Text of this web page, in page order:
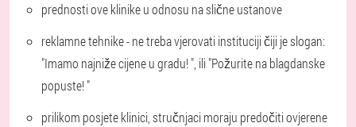
prednosti ove klinike u odnosu na slične ustanove
reklamne tehnike - ne treba vjerovati instituciji čiji je slogan:
"Imamo najniže cijene u gradu! ", ili "Požurite na blagdanske
popuste! "
prilikom posjete klinici, stručnjaci moraju predočiti ovjerene